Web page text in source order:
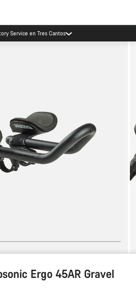
Service en Tres Cantos
Ergo 45AR Gravel